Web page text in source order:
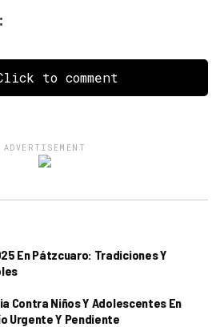
to comment
ADVERTISEMENT
En Pátzcuaro: Tradiciones Y
Contra Niños Y Adolescentes En
Urgente Y Pendiente